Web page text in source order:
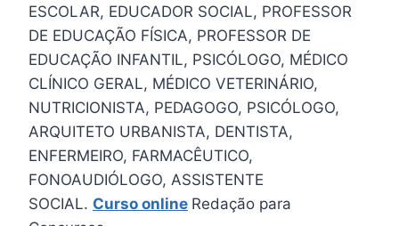
ESCOLAR, EDUCADOR SOCIAL, PROFESSOR
DE EDUCAÇÃO FÍSICA, PROFESSOR DE
EDUCAÇÃO INFANTIL, PSICÓLOGO, MÉDICO
CLÍNICO GERAL, MÉDICO VETERINÁRIO,
NUTRICIONISTA, PEDAGOGO, PSICÓLOGO,
ARQUITETO URBANISTA, DENTISTA,
ENFERMEIRO, FARMACÊUTICO,
FONOAUDIÓLOGO, ASSISTENTE
SOCIAL. Curso online Redação para